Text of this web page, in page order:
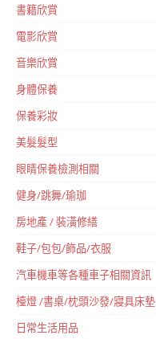
書籍欣賞
電影欣賞
音樂欣賞
身體保養
保養彩妝
美髮髮型
眼睛保養檢測相關
健身/跳舞/瑜珈
房地產 / 裝潢修繕
鞋子/包包/飾品/衣服
汽車機車等各種車子相關資訊
檯燈 /書桌/枕頭沙發/寢具床墊
日常生活用品